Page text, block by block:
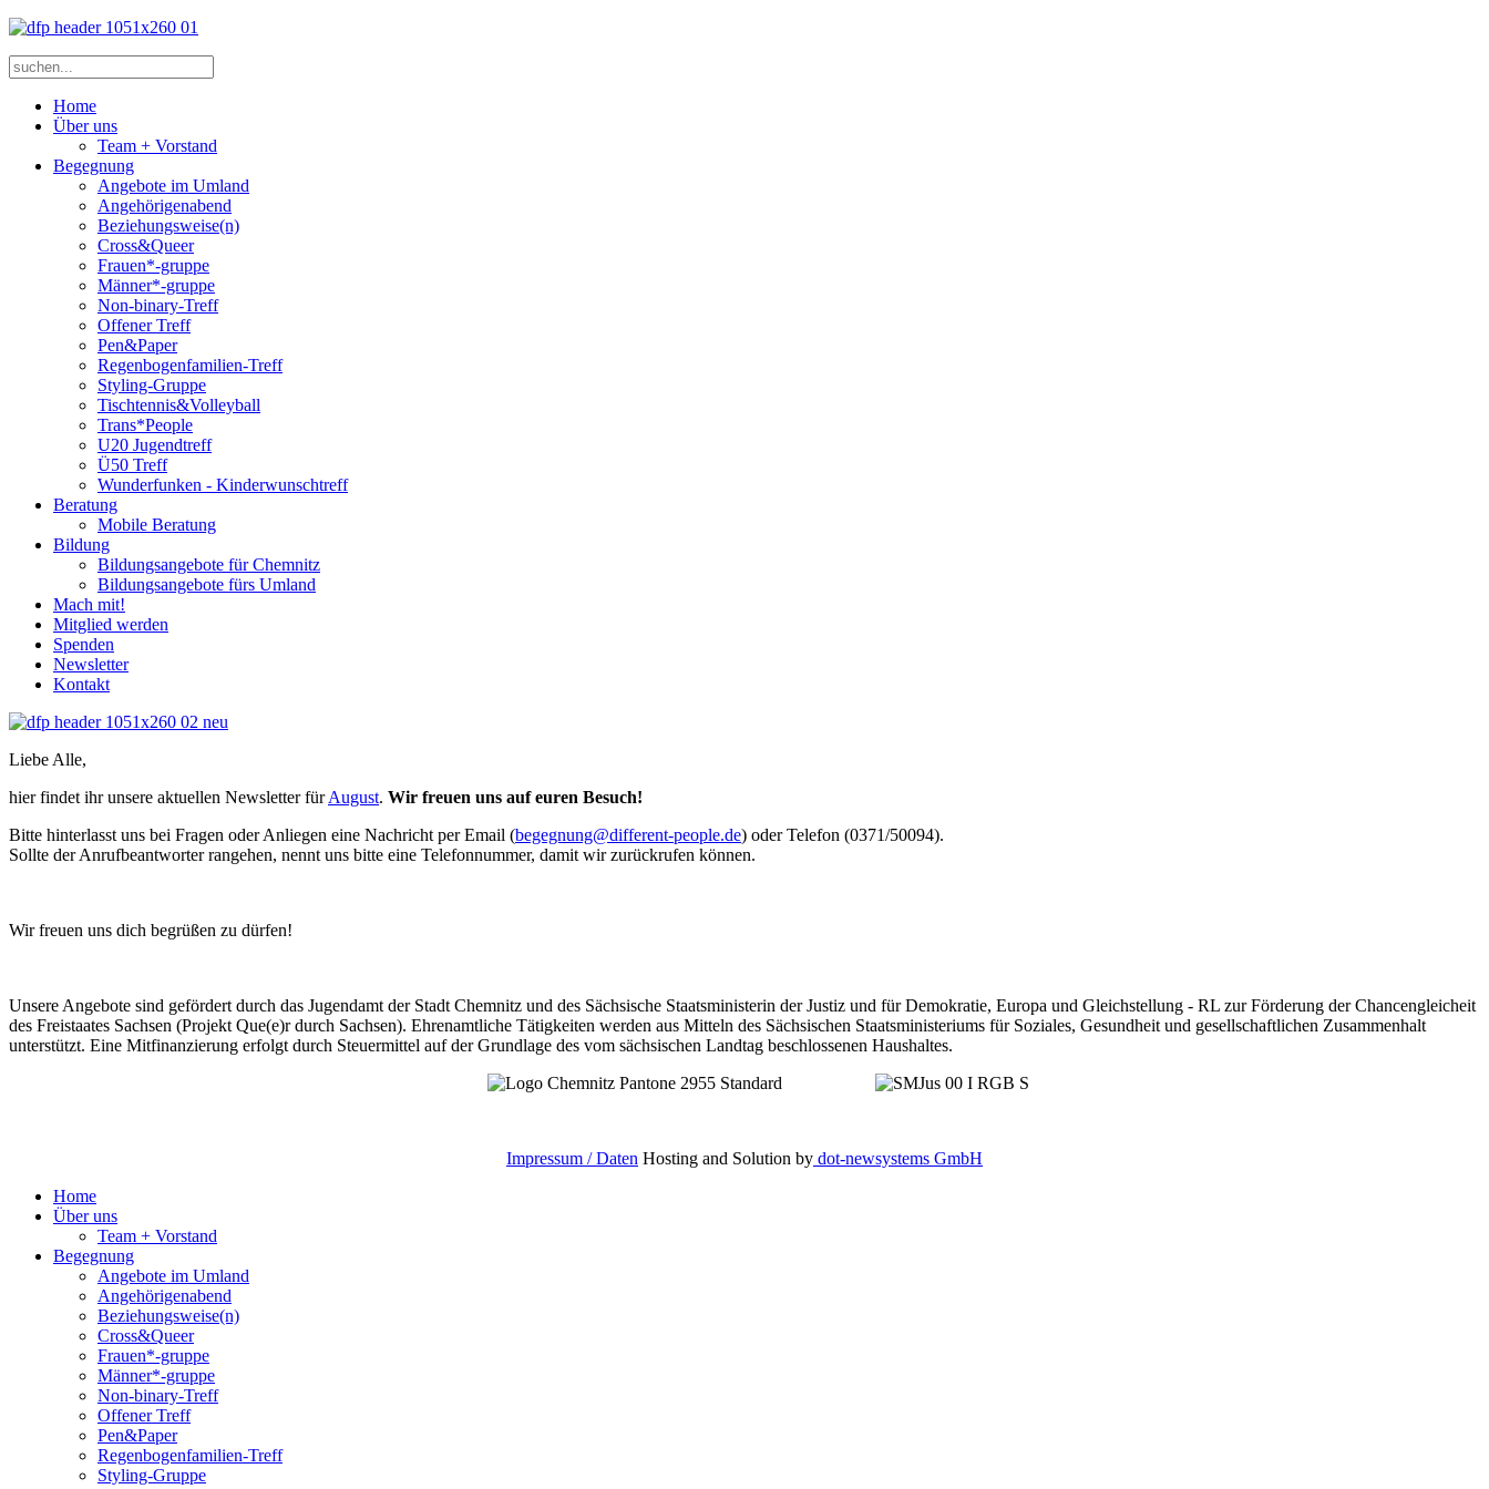
Home
Über uns
Team + Vorstand
Begegnung
Angebote im Umland
Angehörigenabend
Beziehungsweise(n)
Cross&Queer
Frauen*-gruppe
Männer*-gruppe
Non-binary-Treff
Offener Treff
Pen&Paper
Regenbogenfamilien-Treff
Styling-Gruppe
Tischtennis&Volleyball
Trans*People
U20 Jugendtreff
Ü50 Treff
Wunderfunken - Kinderwunschtreff
Beratung
Mobile Beratung
Bildung
Bildungsangebote für Chemnitz
Bildungsangebote fürs Umland
Mach mit!
Mitglied werden
Spenden
Newsletter
Kontakt
Liebe Alle,
hier findet ihr unsere aktuellen Newsletter fürAugust. Wir freuen uns auf euren Besuch!
Bitte hinterlasst uns bei Fragen oder Anliegen eine Nachricht per Email (begegnung@different-people.de) oder Telefon (0371/50094).
Sollte der Anrufbeantworter rangehen, nennt uns bitte eine Telefonnummer, damit wir zurückrufen können.
Wir freuen uns dich begrüßen zu dürfen!
Unsere Angebote sind gefördert durch das Jugendamt der Stadt Chemnitz und des Sächsische Staatsministerin der Justiz und für Demokratie, Europa und Gleichstellung - RL zur Förderung der Chancengleicheit
des Freistaates Sachsen (Projekt Que(e)r durch Sachsen). Ehrenamtliche Tätigkeiten werden aus Mitteln des Sächsischen Staatsministeriums für Soziales, Gesundheit und gesellschaftlichen Zusammenhalt
unterstützt. Eine Mitfinanzierung erfolgt durch Steuermittel auf der Grundlage des vom sächsischen Landtag beschlossenen Haushaltes.
Impressum / Daten Hosting and Solution by dot-newsystems GmbH
Home
Über uns
Team + Vorstand
Begegnung
Angebote im Umland
Angehörigenabend
Beziehungsweise(n)
Cross&Queer
Frauen*-gruppe
Männer*-gruppe
Non-binary-Treff
Offener Treff
Pen&Paper
Regenbogenfamilien-Treff
Styling-Gruppe